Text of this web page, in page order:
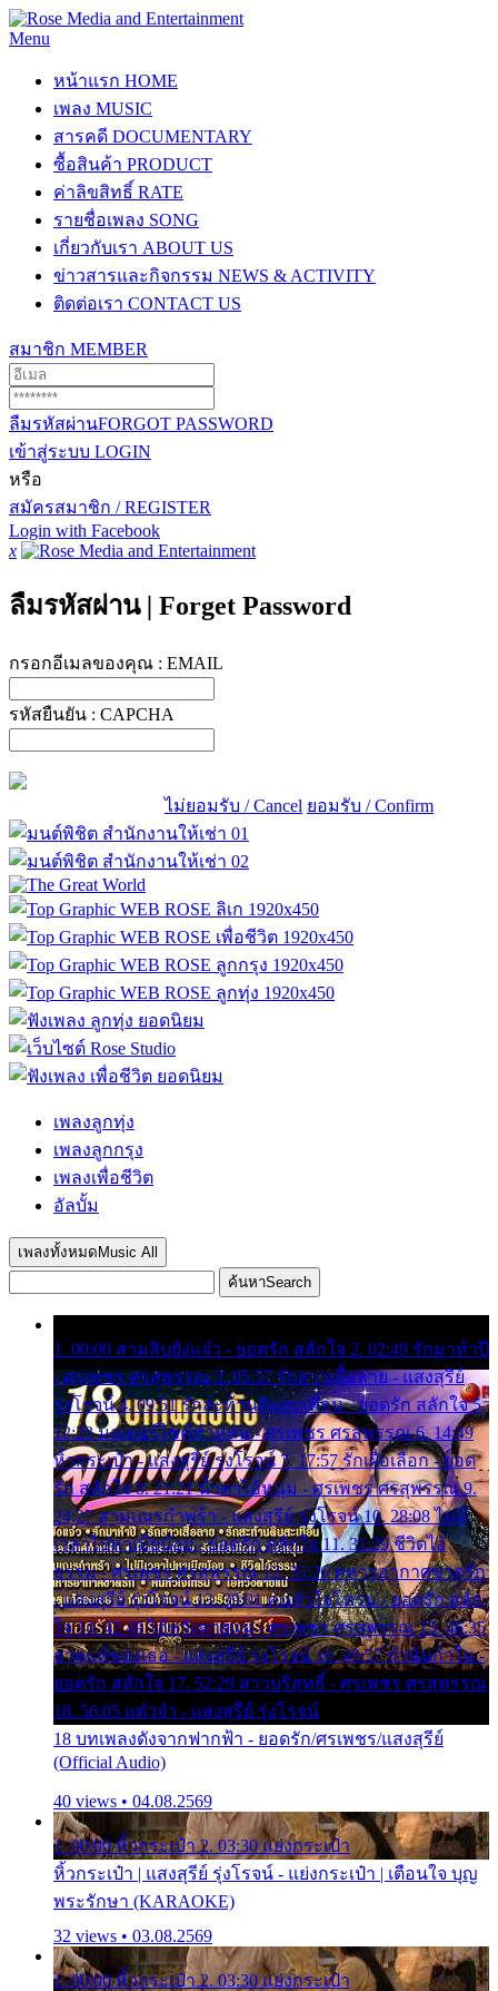
Menu
หน้าแรก HOME
เพลง MUSIC
สารคดี DOCUMENTARY
ซื้อสินค้า PRODUCT
ค่าลิขสิทธิ์ RATE
รายชื่อเพลง SONG
เกี่ยวกับเรา ABOUT US
ข่าวสารและกิจกรรม NEWS & ACTIVITY
ติดต่อเรา CONTACT US
สมาชิก MEMBER
ลืมรหัสผ่านFORGOT PASSWORD
เข้าสู่ระบบ LOGIN
หรือ
สมัครสมาชิก / REGISTER
Login with Facebook
x
ลืมรหัสผ่าน | Forget Password
กรอกอีเมลของคุณ : EMAIL
รหัสยืนยัน : CAPCHA
ไม่ยอมรับ / Cancel ยอมรับ / Confirm
เพลงลูกทุ่ง
เพลงลูกกรุง
เพลงเพื่อชีวิต
อัลบั้ม
เพลงทั้งหมด Music All
ค้นหาSearch
1. 00:00 สามสิบยังแจ๋ว - ยอดรัก สลักใจ 2. 02:49 รักมาห้าปี
- ศรเพชร ศรสุพรรณ 3. 05:57 รักสาวเสื้อลาย - แสงสุรีย์
รุ่งโรจน์ 4. 09:51 รักสะท้านดินสะเทือน - ยอดรัก สลักใจ 5.
12:23 มอเตอร์ไซค์ทำหล่น - ศรเพชร ศรสุพรรณ 6. 14:49
หิ้วกระเป๋า - แสงสุรีย์ รุ่งโรจน์ 7. 17:57 รักเผื่อเลือก - ยอด
รัก สลักใจ 8. 21:21 น้ำตาไอ้หนุ่ม - ศรเพชร ศรสุพรรณ 9.
24:27 สามเณรกำพร้า - แสงสุรีย์ รุ่งโรจน์ 10. 28:08 ไม่มี
เวลาไปหาเมียน้อย - ยอดรัก สลักใจ 11. 31:29 ชีวิตไอ้
ธรรม - ศรเพชร ศรสุพรรณ 12. 35:26 ทหารอากาศขาดรัก
- แสงสุรีย์ รุ่งโรจน์ 13. 39:01 คนหัวใจโทรม - ยอดรัก สลัก
ใจ 14. 42:49 ไอ้หวังตายแน่ - ศรเพชร ศรสุพรรณ 15. 46:35
ธาตุแท้ของเธอ - แสงสุรีย์ รุ่งโรจน์ 16. 49:57 กำนันกำใน -
ยอดรัก สลักใจ 17. 52:29 สาวบริสุทธิ์ - ศรเพชร ศรสุพรรณ
18. 56:05 แต๋วจ๋า - แสงสุรีย์ รุ่งโรจน์
18 บทเพลงดังจากฟากฟ้า - ยอดรัก/ศรเพชร/แสงสุรีย์
(Official Audio)
40 views • 04.08.2569
1. 00:00 หิ้วกระเป๋า 2. 03:30 แย่งกระเป๋า
หิ้วกระเป๋า | แสงสุรีย์ รุ่งโรจน์ - แย่งกระเป๋า | เตือนใจ บุญ
พระรักษา (KARAOKE)
32 views • 03.08.2569
1. 00:00 หิ้วกระเป๋า 2. 03:30 แย่งกระเป๋า